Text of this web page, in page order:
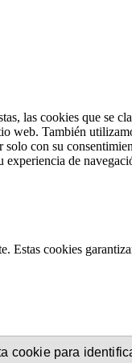
las cookies que se
web. También
con su
experiencia de
Estas cookies
cookie para